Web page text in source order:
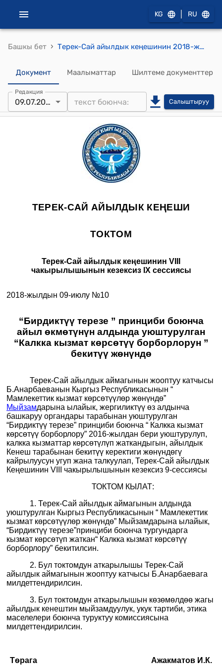
KG RU
Башкы бет › Терек-Сай айылдык кеңешинин 2018-жылдын 09-июлундагы №10 "“Бирдиктүү терезе ” принциби боюнча айыл өкмөтүнүн алдында уюштурулган “Калкка кызмат көрсөтүү борборлорун ” бекитүү жөнүндө" токтому
Документ Маалыматтар Шилтеме документтер
Редакция
09.07.2018 Салыштыруу